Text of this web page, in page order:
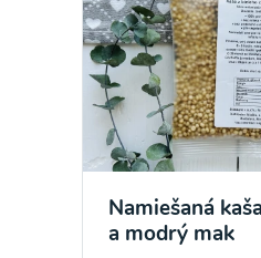
Namiešaná
a modrý mak